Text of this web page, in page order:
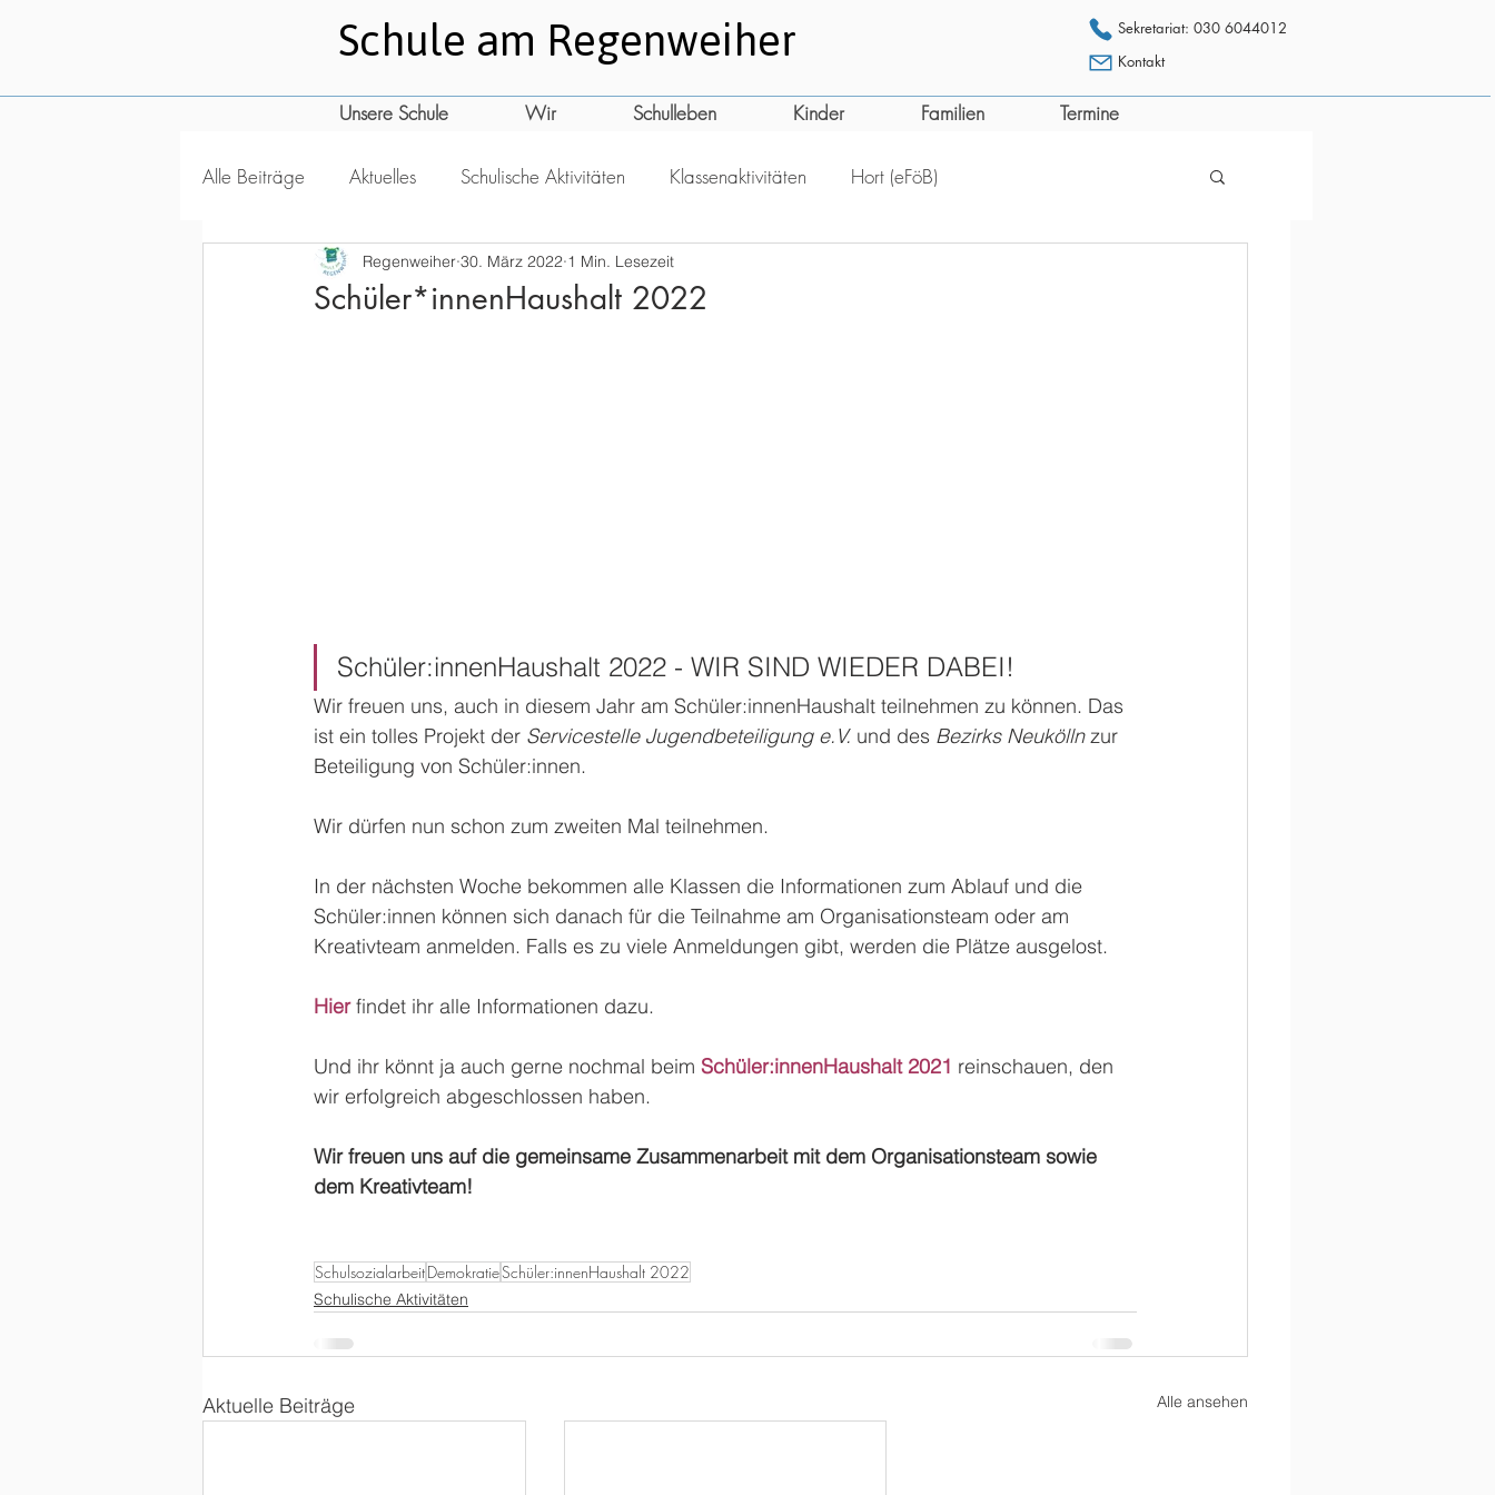
Schule am Regenweiher Sekretariat: 030 6044012
Unsere Schule Wir Schulleben Kinder Familien Termine
Kontakt
Alle Beiträge Aktuelles Schulische Aktivitäten Klassenaktivitäten Hort (eFöB)
Schüler*innenHaushalt 2022
Regenweiher 30. März 2022 1 Min. Lesezeit
Schüler:innenHaushalt 2022 - WIR SIND WIEDER DABEI!
Wir freuen uns, auch in diesem Jahr am Schüler:innenHaushalt teilnehmen zu können. Das
ist ein tolles Projekt der Servicestelle Jugendbeteiligung e.V. und des Bezirks Neukölln zur
Beteiligung von Schüler:innen.
Wir dürfen nun schon zum zweiten Mal teilnehmen.
In der nächsten Woche bekommen alle Klassen die Informationen zum Ablauf und die
Schüler:innen können sich danach für die Teilnahme am Organisationsteam oder am
Kreativteam anmelden. Falls es zu viele Anmeldungen gibt, werden die Plätze ausgelost.
Hier findet ihr alle Informationen dazu.
Und ihr könnt ja auch gerne nochmal beim Schüler:innenHaushalt 2021 reinschauen, den
wir erfolgreich abgeschlossen haben.
Wir freuen uns auf die gemeinsame Zusammenarbeit mit dem Organisationsteam sowie
dem Kreativteam!
SchulsozialarbeitDemokratieSchüler:innenHaushalt 2022
Schulische Aktivitäten
Aktuelle Beiträge Alle ansehen